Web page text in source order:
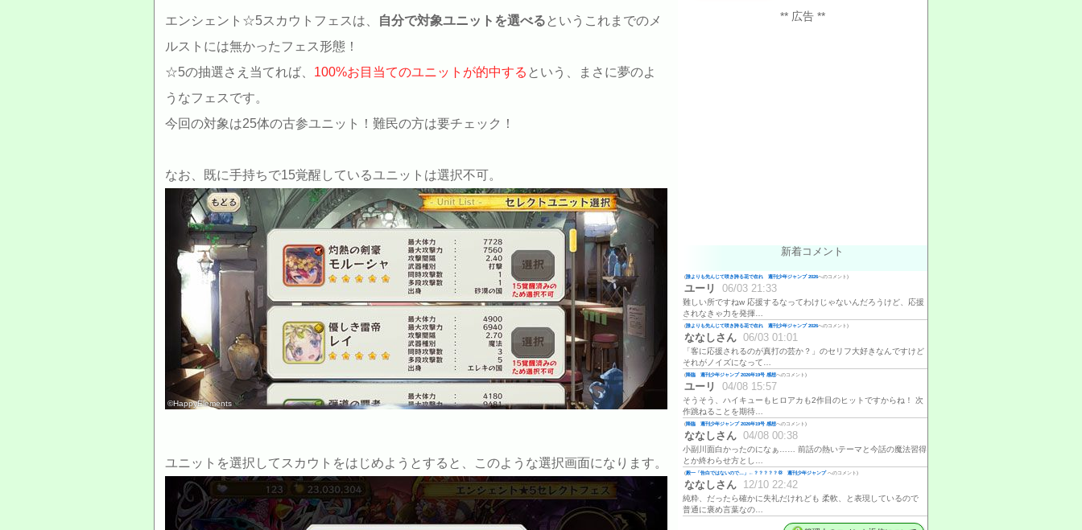
エンシェント☆5スカウトフェスは、 自分で対象ユニットを選べる というこれまでのメ
ルストには無かったフェス形態！
☆5の抽選さえ当てれば、 100%お目当てのユニットが的中する という、まさに夢のよ
うなフェスです。
今回の対象は25体の古参ユニット！難民の方は要チェック！
なお、既に手持ちで15覚醒しているユニットは選択不可。
©HappyElements
ユニットを選択してスカウトをはじめようとすると、このような選択画面になります。
** 広告 **
新着コメント
(誰よりも先んじて咲き誇る花で在れ 週刊少年ジャンプ 2026へのコメント)
ユーリ 06/03 21:33
難しい所ですねw 応援するなってわけじゃないんだろうけど、応援
されなきゃ力を発揮…
(誰よりも先んじて咲き誇る花で在れ 週刊少年ジャンプ 2026へのコメント)
ななしさん 06/03 01:01
「客に応援されるのが真打の芸か？」のセリフ大好きなんですけど
それがノイズになって…
(降臨 週刊少年ジャンプ 2026年19号 感想へのコメント)
ユーリ 04/08 15:57
そうそう、ハイキューもヒロアカも2作目のヒットですからね！ 次
作跳ねることを期待…
(降臨 週刊少年ジャンプ 2026年19号 感想へのコメント)
ななしさん 04/08 00:38
小副川面白かったのになぁ…… 前話の熱いテーマと今話の魔法習得
とか終わらせ方とし…
(殿一「告白ではないので…」←？？？？？💢 週刊少年ジャンプへのコメント)
ななしさん 12/10 22:42
純粋、だったら確かに失礼だけれども 柔軟、と表現しているので
普通に褒め言葉なの…